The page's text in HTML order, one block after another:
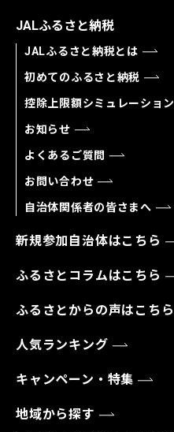
JALふるさと納税
JALふるさと納税とは
初めてのふるさと納税
控除上限額シミュレーション
お知らせ
よくあるご質問
お問い合わせ
自治体関係者の皆さまへ
新規参加自治体はこちら
ふるさとコラムはこちら
ふるさとからの声はこちら
人気ランキング
キャンペーン・特集
地域から探す